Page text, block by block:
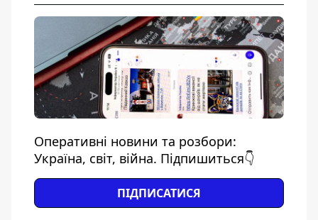
Оперативні новини та розбори:
Україна, світ, війна. Підпишиться👇
ПІДПИСАТИСЯ